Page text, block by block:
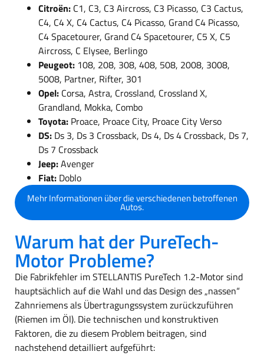
Citroën: C1, C3, C3 Aircross, C3 Picasso, C3 Cactus,
C4, C4 X, C4 Cactus, C4 Picasso, Grand C4 Picasso,
C4 Spacetourer, Grand C4 Spacetourer, C5 X, C5
Aircross, C Elysee, Berlingo
Peugeot: 108, 208, 308, 408, 508, 2008, 3008,
5008, Partner, Rifter, 301
Opel: Corsa, Astra, Crossland, Crossland X,
Grandland, Mokka, Combo
Toyota: Proace, Proace City, Proace City Verso
DS: Ds 3, Ds 3 Crossback, Ds 4, Ds 4 Crossback, Ds 7,
Ds 7 Crossback
Jeep:Avenger
Fiat: Doblo
Mehr Informationen über die verschiedenen betroffenen
Autos.
Warum hat der PureTech-
Motor Probleme?
Die Fabrikfehler im STELLANTIS PureTech 1.2-Motor sind
hauptsächlich auf die Wahl und das Design des „nassen“
Zahnriemens als Übertragungssystem zurückzuführen
(Riemen im Öl). Die technischen und konstruktiven
Faktoren, die zu diesem Problem beitragen, sind
nachstehend detailliert aufgeführt: